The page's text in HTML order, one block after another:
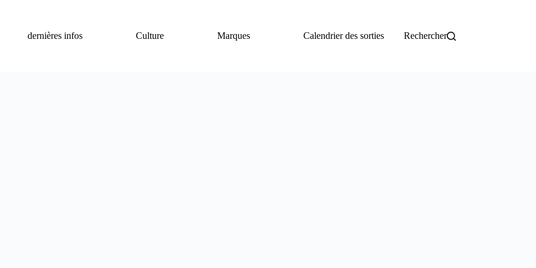
dernières infos
Culture Marques Calendrier des sorties Rechercher